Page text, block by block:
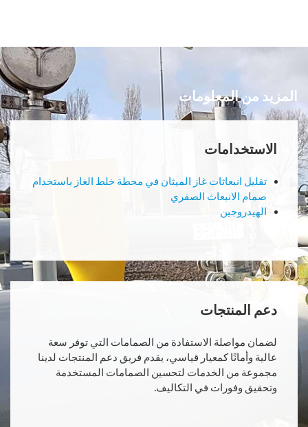
المزيد من المعلومات
الاستخدامات
تقليل انبعاثات غاز الميثان في محطة خلط الغاز باستخدام
صمام الانبعاث الصفري
الهيدروجين
دعم المنتجات
لضمان مواصلة الاستفادة من الصمامات التي توفر سعة
عالية وأمانًا كمعيار قياسي، يقدم فريق دعم المنتجات لدينا
مجموعة من الخدمات لتحسين الصمامات المستخدمة
وتحقيق وفورات في التكاليف.